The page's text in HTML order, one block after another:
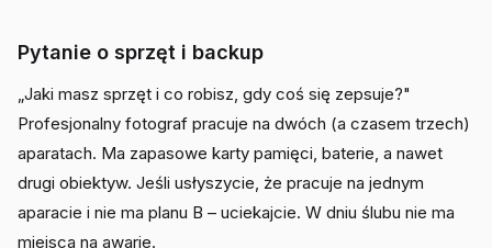
Pytanie o sprzęt i backup
„Jaki masz sprzęt i co robisz, gdy coś się zepsuje?"
Profesjonalny fotograf pracuje na dwóch (a czasem trzech)
aparatach. Ma zapasowe karty pamięci, baterie, a nawet
drugi obiektyw. Jeśli usłyszycie, że pracuje na jednym
aparacie i nie ma planu B – uciekajcie. W dniu ślubu nie ma
miejsca na awarie.